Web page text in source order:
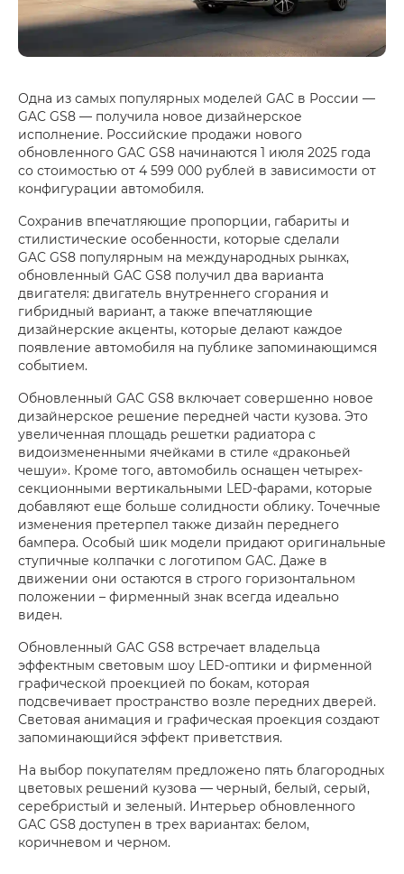
Одна из самых популярных моделей GAC в России —
GAC GS8 — получила новое дизайнерское
исполнение. Российские продажи нового
обновленного GAC GS8 начинаются 1 июля 2025 года
со стоимостью от 4 599 000 рублей в зависимости от
конфигурации автомобиля.
Сохранив впечатляющие пропорции, габариты и
стилистические особенности, которые сделали
GAC GS8 популярным на международных рынках,
обновленный GAC GS8 получил два варианта
двигателя: двигатель внутреннего сгорания и
гибридный вариант, а также впечатляющие
дизайнерские акценты, которые делают каждое
появление автомобиля на публике запоминающимся
событием.
Обновленный GAC GS8 включает совершенно новое
дизайнерское решение передней части кузова. Это
увеличенная площадь решетки радиатора с
видоизмененными ячейками в стиле «драконьей
чешуи». Кроме того, автомобиль оснащен четырех-
секционными вертикальными LED-фарами, которые
добавляют еще больше солидности облику. Точечные
изменения претерпел также дизайн переднего
бампера. Особый шик модели придают оригинальные
ступичные колпачки с логотипом GAC. Даже в
движении они остаются в строго горизонтальном
положении – фирменный знак всегда идеально
виден.
Обновленный GAC GS8 встречает владельца
эффектным световым шоу LED-оптики и фирменной
графической проекцией по бокам, которая
подсвечивает пространство возле передних дверей.
Световая анимация и графическая проекция создают
запоминающийся эффект приветствия.
На выбор покупателям предложено пять благородных
цветовых решений кузова — черный, белый, серый,
серебристый и зеленый. Интерьер обновленного
GAC GS8 доступен в трех вариантах: белом,
коричневом и черном.